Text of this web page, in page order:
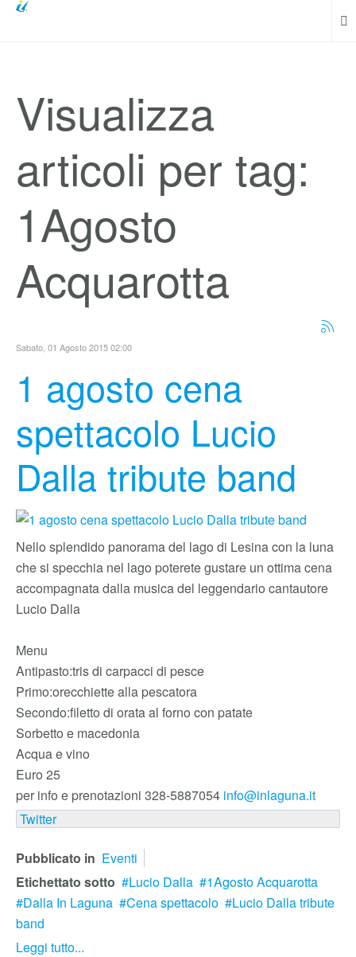
Visualizza
articoli per tag:
1Agosto
Acquarotta
Sabato, 01 Agosto 2015 02:00
1 agosto cena
spettacolo Lucio
Dalla tribute band
Nello splendido panorama del lago di Lesina con la luna
che si specchia nel lago poterete gustare un ottima cena
accompagnata dalla musica del leggendario cantautore
Lucio Dalla
Menu
Antipasto:tris di carpacci di pesce
Primo:orecchiette alla pescatora
Secondo:filetto di orata al forno con patate
Sorbetto e macedonia
Acqua e vino
Euro 25
per info e prenotazioni 328-5887054 info@inlaguna.it
Twitter
Pubblicato in Eventi
Etichettato sotto
Lucio Dalla
1Agosto Acquarotta
Dalla In Laguna
Cena spettacolo
Lucio Dalla tribute
band
Leggi tutto...